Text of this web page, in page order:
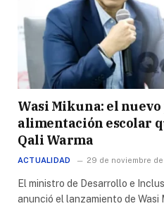
Wasi Mikuna: el
alimentación escolar
Qali Warma
ACTUALIDAD 29 de noviembre
El ministro de Desarrollo e
anunció el lanzamiento de Wasi